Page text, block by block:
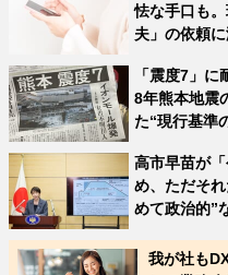
怯な手口も
夫」の依頼
「震度7」
8年熊本地震
た“現行基準
高市早苗が
め、ただそ
めて政治的”
我が社も